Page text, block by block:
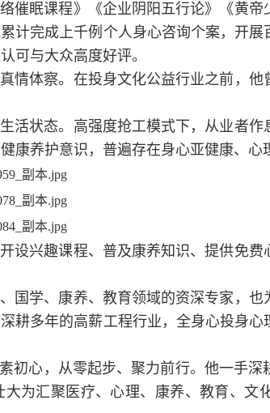
催眠课程》《企业阴阳五行论》《黄
完成上千例个人身心咨询个案，开展
可与大众高度好评。
体察。在投身文化公益行业之前，他
状态。高强度抢工模式下，从业者作
养护意识，普遍存在身心亚健康、心
设兴趣课程、普及康养知识、提供免
国学、康养、教育领域的资深专家，
耕多年的高薪工程行业，全身心投身
初心，从零起步、聚力前行。他一手
为汇聚医疗、心理、康养、教育、文